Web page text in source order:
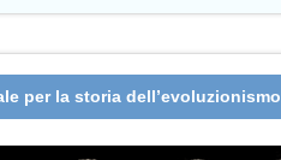
per la storia dell’evoluzionismo